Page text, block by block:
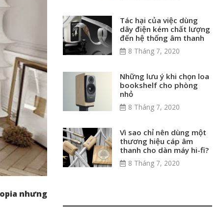
nhưng
Tác hại của việc dùng
dây điện kém chất lượng
đến hệ thống âm thanh
8 Tháng 7, 2020
Những lưu ý khi chọn loa
bookshelf cho phòng
nhỏ
8 Tháng 7, 2020
Vì sao chỉ nên dùng một
thương hiệu cáp âm
thanh cho dàn máy hi-fi?
8 Tháng 7, 2020